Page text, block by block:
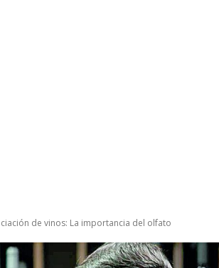
de vinos: La importancia del olfato